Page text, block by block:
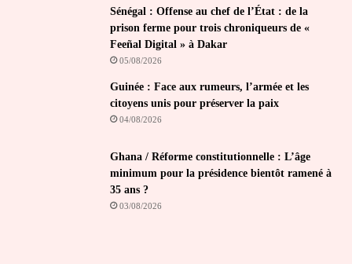
Sénégal : Offense au chef de l’État : de la
prison ferme pour trois chroniqueurs de «
Feeñal Digital » à Dakar
05/08/2026
Guinée : Face aux rumeurs, l’armée et les
citoyens unis pour préserver la paix
04/08/2026
Ghana / Réforme constitutionnelle : L’âge
minimum pour la présidence bientôt ramené à
35 ans ?
03/08/2026